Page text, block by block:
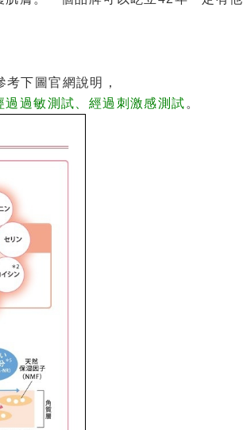
下圖官網說明，
過敏測試、經過刺激感測試 。